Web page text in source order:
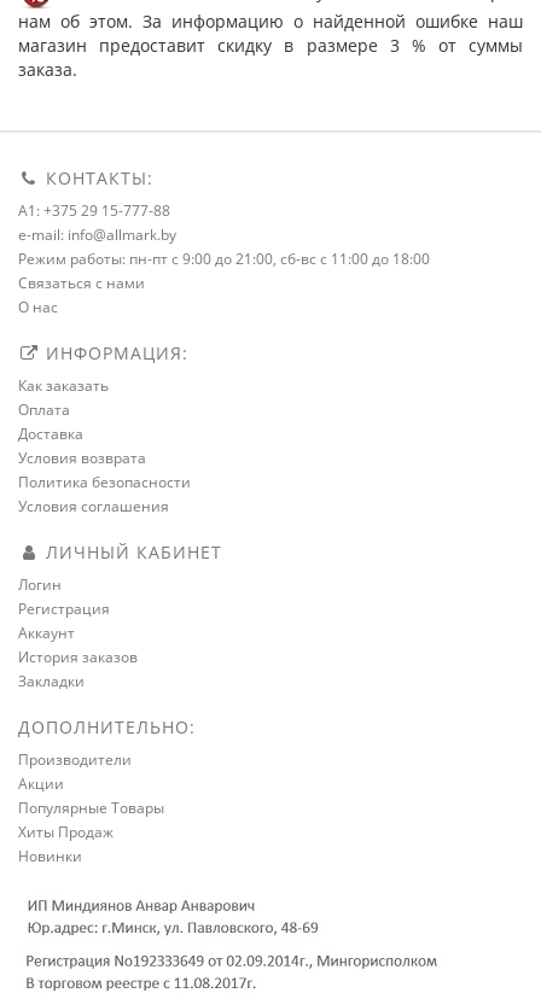
нам об этом. За информацию о найденной ошибке наш
магазин предоставит скидку в размере 3 % от суммы
заказа.
КОНТАКТЫ:
A1: +375 29 15-777-88
e-mail: info@allmark.by
Режим работы: пн-пт с 9:00 до 21:00, сб-вс с 11:00 до 18:00
Связаться с нами
О нас
ИНФОРМАЦИЯ:
Как заказать
Оплата
Доставка
Условия возврата
Политика безопасности
Условия соглашения
ЛИЧНЫЙ КАБИНЕТ
Логин
Регистрация
Аккаунт
История заказов
Закладки
ДОПОЛНИТЕЛЬНО:
Производители
Акции
Популярные Товары
Хиты Продаж
Новинки